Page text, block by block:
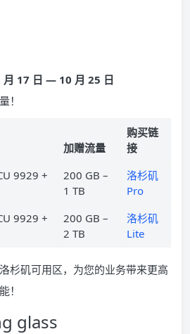
月 17 日 — 10 月 25 日
！
加赠流量
购买链
接
9929 +
200 GB –
1 TB
洛杉矶
Pro
9929 +
200 GB –
2 TB
洛杉矶
Lite
杉矶可用区，为您的业务带来更高
！
glass